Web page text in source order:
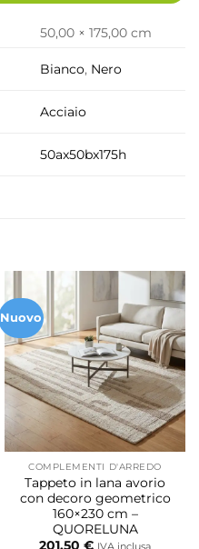
50,00 × 175,00 cm
Bianco, Nero
Acciaio
50ax50bx175h
Nuovo
COMPLEMENTI D'ARREDO
Tappeto in lana avorio
con decoro geometrico
160×230 cm –
QUORELUNA
201,50 € IVA inclusa